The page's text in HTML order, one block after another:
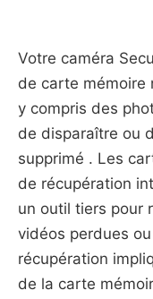
Votre caméra
de carte mémoire
y compris des
de disparaître ou
supprimé . Les
de récupération
un outil tiers pour
vidéos perdues
récupération
de la carte